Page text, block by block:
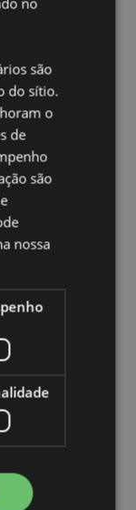
Estônia,
Guiana
Santa Sé
Irlanda, Ilha
Jersey (Ilhas
Lituânia,
Moldávia,
Polônia,
Rússia, São
(Itália),
Suécia,
Altas e Ilhas)
são
do sítio.
o
de
são
nossa